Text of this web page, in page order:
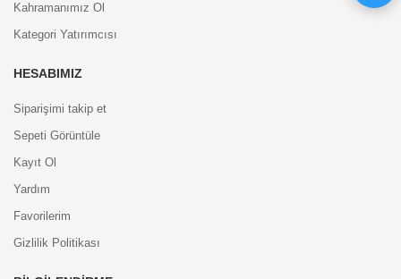
Kahramanımız Ol
Kategori Yatırımcısı
HESABIMIZ
Siparişimi takip et
Sepeti Görüntüle
Kayıt Ol
Yardım
Favorilerim
Gizlilik Politikası